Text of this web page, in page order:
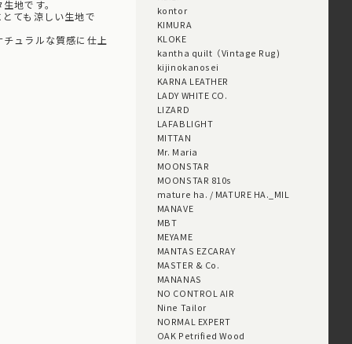
地です。
ても涼しい生地で
ュラルな質感に仕上
kontor
KIMURA
KLOKE
kantha quilt（Vintage Rug)
kijinokanosei
KARNA LEATHER
LADY WHITE CO.
LIZARD
LAFABLIGHT
MITTAN
Mr. Maria
MOONSTAR
MOONSTAR 810s
mature ha. / MATURE HA._MIL
MANAVE
MBT
MEYAME
MANTAS EZCARAY
MASTER & Co.
MANANAS
NO CONTROL AIR
Nine Tailor
NORMAL EXPERT
OAK Petrified Wood